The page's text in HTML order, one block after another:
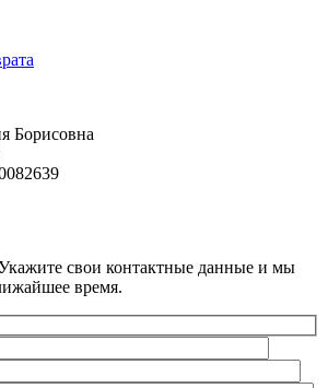
Борисовна
свои контактные данные и мы
время.